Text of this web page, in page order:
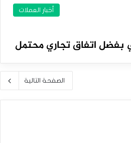
أخبار العملات
بفضل اتفاق تجاري محتمل
الصفحة التالية